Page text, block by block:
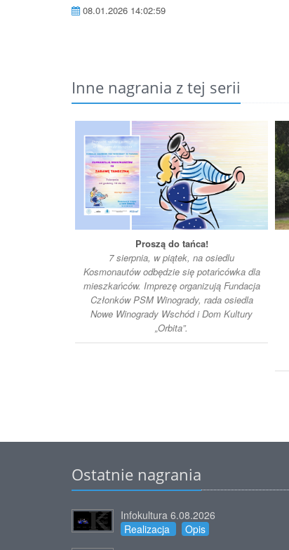
08.01.2026 14:02:59
Inne nagrania z tej serii
Proszą do tańca!
7 sierpnia, w piątek, na osiedlu
Kosmonautów odbędzie się potańcówka dla
mieszkańców. Imprezę organizują Fundacja
Członków PSM Winogrady, rada osiedla
Nowe Winogrady Wschód i Dom Kultury
„Orbita”.
Ostatnie nagrania
Infokultura 6.08.2026
Realizacja
Opis